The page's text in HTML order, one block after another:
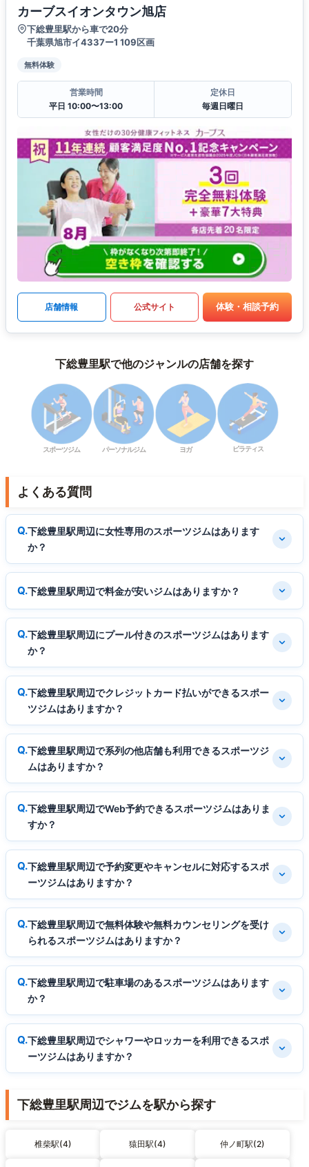
カーブスイオンタウン旭店
下総豊里駅から車で20分
千葉県旭市イ4337ー1 109区画
無料体験
営業時間
平日 10:00〜13:00
定休日
毎週日曜日
店舗情報 公式サイト 体験・相談予約
下総豊里駅で他のジャンルの店舗を探す
スポーツジム パーソナルジム ヨガ ピラティス
よくある質問
下総豊里駅周辺に女性専用のスポーツジムはあります
か？
下総豊里駅周辺で料金が安いジムはありますか？
下総豊里駅周辺にプール付きのスポーツジムはあります
か？
下総豊里駅周辺でクレジットカード払いができるスポー
ツジムはありますか？
下総豊里駅周辺で系列の他店舗も利用できるスポーツジ
ムはありますか？
下総豊里駅周辺でWeb予約できるスポーツジムはありま
すか？
下総豊里駅周辺で予約変更やキャンセルに対応するスポ
ーツジムはありますか？
下総豊里駅周辺で無料体験や無料カウンセリングを受け
られるスポーツジムはありますか？
下総豊里駅周辺で駐車場のあるスポーツジムはあります
か？
下総豊里駅周辺でシャワーやロッカーを利用できるスポ
ーツジムはありますか？
下総豊里駅周辺でジムを駅から探す
椎柴駅(4) 猿田駅(4) 仲ノ町駅(2)